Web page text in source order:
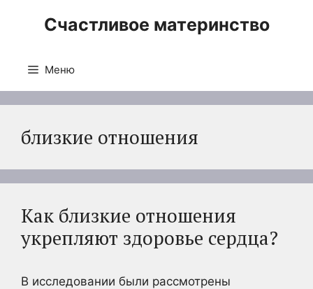
Счастливое материнство
Меню
близкие отношения
Как близкие отношения
укрепляют здоровье сердца?
В исследовании были рассмотрены